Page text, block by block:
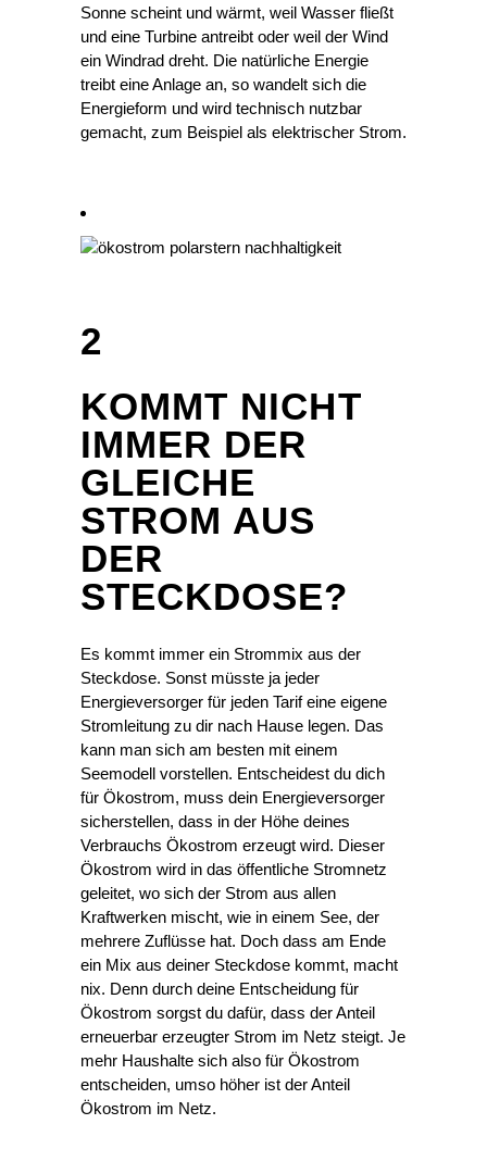
Sonne scheint und wärmt, weil Wasser fließt
und eine Turbine antreibt oder weil der Wind
ein Windrad dreht. Die natürliche Energie
treibt eine Anlage an, so wandelt sich die
Energieform und wird technisch nutzbar
gemacht, zum Beispiel als elektrischer Strom.
2
KOMMT NICHT
IMMER DER
GLEICHE
STROM AUS
DER
STECKDOSE?
Es kommt immer ein Strommix aus der
Steckdose. Sonst müsste ja jeder
Energieversorger für jeden Tarif eine eigene
Stromleitung zu dir nach Hause legen. Das
kann man sich am besten mit einem
Seemodell vorstellen. Entscheidest du dich
für Ökostrom, muss dein Energieversorger
sicherstellen, dass in der Höhe deines
Verbrauchs Ökostrom erzeugt wird. Dieser
Ökostrom wird in das öffentliche Stromnetz
geleitet, wo sich der Strom aus allen
Kraftwerken mischt, wie in einem See, der
mehrere Zuflüsse hat. Doch dass am Ende
ein Mix aus deiner Steckdose kommt, macht
nix. Denn durch deine Entscheidung für
Ökostrom sorgst du dafür, dass der Anteil
erneuerbar erzeugter Strom im Netz steigt. Je
mehr Haushalte sich also für Ökostrom
entscheiden, umso höher ist der Anteil
Ökostrom im Netz.